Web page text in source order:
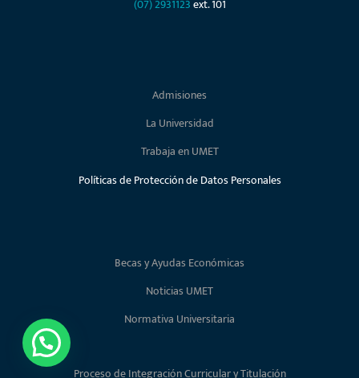
(07) 2931123ext. 101
Admisiones
La Universidad
Trabaja en UMET
Políticas de Protección de Datos Personales
Becas y Ayudas Económicas
Noticias UMET
Normativa Universitaria
Proceso de Integración Curricular y Titulación